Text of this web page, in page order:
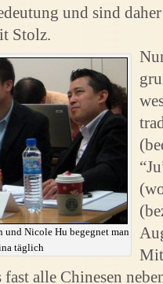
und sind
Stolz.
und Nicole Hu begegnet man
täglich
fast alle Chinesen